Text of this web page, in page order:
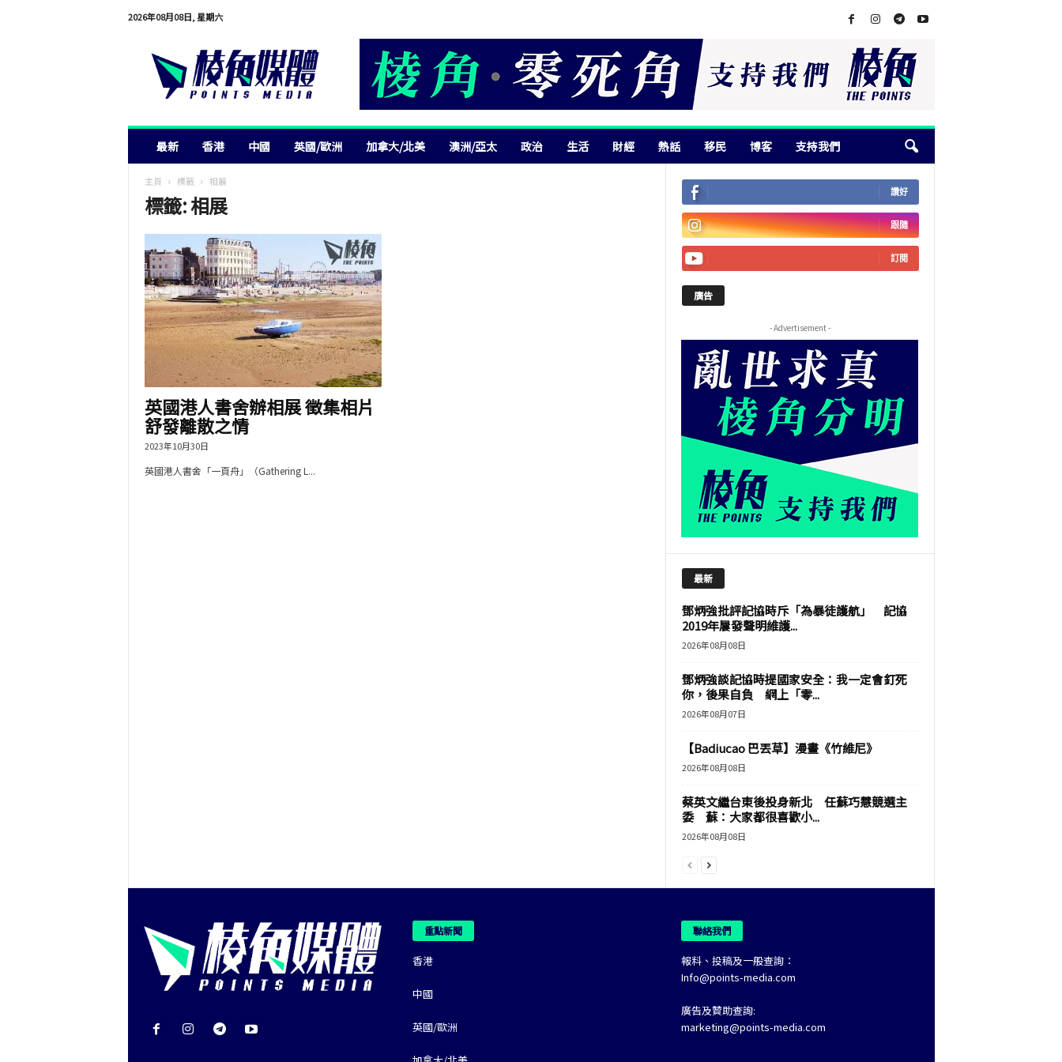
2026年08月08日, 星期六
最新 香港 中國 英國/歐洲 加拿大/北美 澳洲/亞太 政治 生活 財經 熱話 移民 博客 支持我們
主頁 標籤 相展
標籤: 相展
英國港人書舍辦相展 徵集相片
舒發離散之情
2023年10月30日
英國港人書舍「一頁舟」（Gathering L...
讚好
跟隨
訂閱
廣告
- Advertisement -
最新
鄧炳強批評記協時斥「為暴徒護航」 記協
2019年屢發聲明維護...
2026年08月08日
鄧炳強談記協時提國家安全：我一定會釘死
你，後果自負 網上「零...
2026年08月07日
【Badiucao 巴丟草】漫畫《竹維尼》
2026年08月08日
蔡英文繼台東後投身新北 任蘇巧慧競選主
委 蘇：大家都很喜歡小...
2026年08月08日
重點新聞
香港
中國
英國/歐洲
聯絡我們
報料、投稿及一般查詢：
Info@points-media.com
廣告及贊助查詢:
marketing@points-media.com